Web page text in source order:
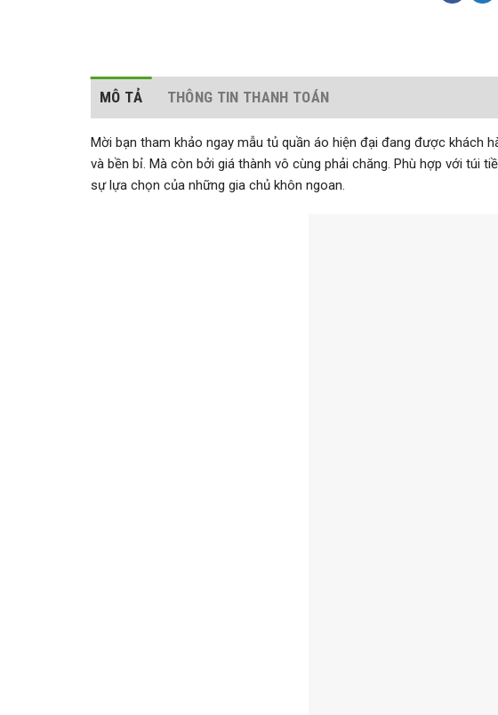
MÔ TẢ THÔNG TIN THANH TOÁN
Mời bạn tham khảo ngay mẫu tủ quần áo hiện đại đang được khách
và bền bỉ. Mà còn bởi giá thành vô cùng phải chăng. Phù hợp với túi
sự lựa chọn của những gia chủ khôn ngoan.